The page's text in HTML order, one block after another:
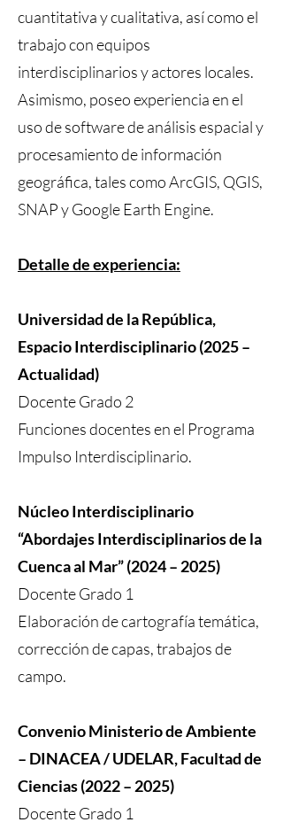
cuantitativa y cualitativa, así como el
trabajo con equipos
interdisciplinarios y actores locales.
Asimismo, poseo experiencia en el
uso de software de análisis espacial y
procesamiento de información
geográfica, tales como ArcGIS, QGIS,
SNAP y Google Earth Engine.
Detalle de experiencia:
Universidad de la República,
Espacio Interdisciplinario (2025 –
Actualidad)
Docente Grado 2
Funciones docentes en el Programa
Impulso Interdisciplinario.
Núcleo Interdisciplinario
“Abordajes Interdisciplinarios de la
Cuenca al Mar” (2024 – 2025)
Docente Grado 1
Elaboración de cartografía temática,
corrección de capas, trabajos de
campo.
Convenio Ministerio de Ambiente
– DINACEA / UDELAR, Facultad de
Ciencias (2022 – 2025)
Docente Grado 1